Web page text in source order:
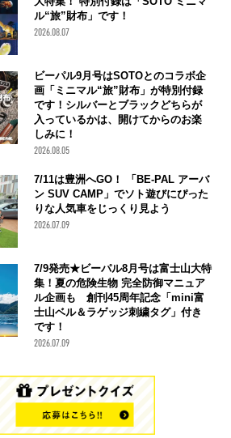
ル“旅”財布」です！
2026.08.07
ビーパル9月号はSOTOとのコラボ企
画「ミニマル“旅”財布」が特別付録
です！シルバーとブラックどちらが
入っているかは、開けてからのお楽
しみに！
2026.08.05
7/11は豊洲へGO！ 「BE-PAL アーバ
ン SUV CAMP」でソト遊びにぴった
りな人気車をじっくり見よう
2026.07.09
7/9発売★ビーパル8月号は富士山大特
集！夏の危険生物 完全防御マニュア
ル企画も 創刊45周年記念「mini富
士山ベル＆ラゲッジ刺繍タグ」付き
です！
2026.07.09